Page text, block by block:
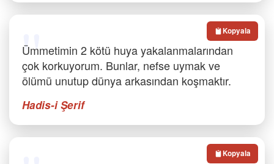
Ümmetimin 2 kötü huya yakalanmalarından
çok korkuyorum. Bunlar, nefse uymak ve
ölümü unutup dünya arkasından koşmaktır.
Hadis-i Şerif
Kopyala
Kopyala